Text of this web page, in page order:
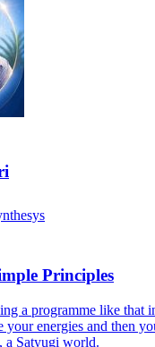
Principles
a programme like that
your energies and then
a Satyugi world.